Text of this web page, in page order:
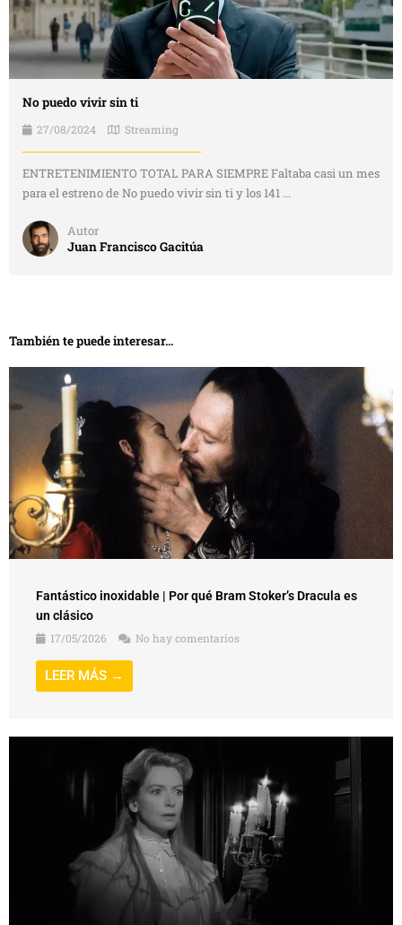
No puedo vivir sin ti
27/08/2024 Streaming
ENTRETENIMIENTO TOTAL PARA SIEMPRE Faltaba casi un mes
para el estreno de No puedo vivir sin ti y los 141 ...
Autor
Juan Francisco Gacitúa
También te puede interesar...
Fantástico inoxidable | Por qué Bram Stoker’s Dracula es
un clásico
17/05/2026
No hay comentarios
LEER MÁS →